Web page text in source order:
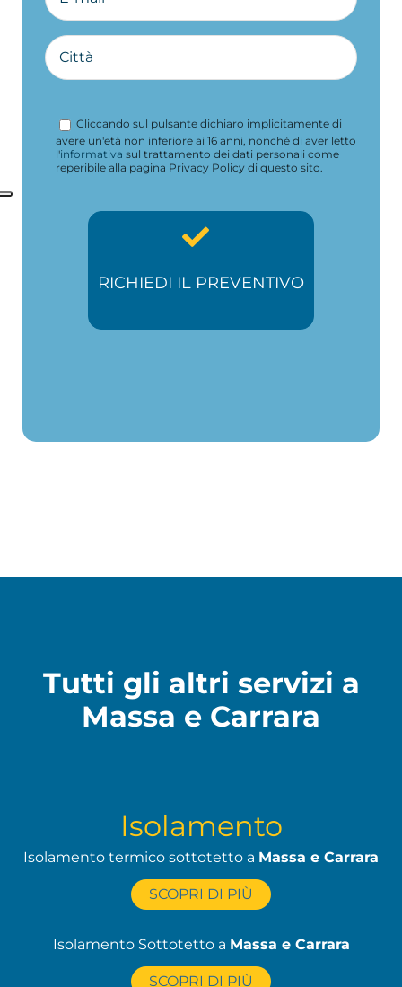
Cliccando sul pulsante dichiaro implicitamente di
avere un'età non inferiore ai 16 anni, nonché di aver letto
l'informativa sul trattamento dei dati personali come
reperibile alla pagina Privacy Policy di questo sito.
Tutti gli altri servizi a
Massa e Carrara
Isolamento
Isolamento termico sottotetto a Massa e Carrara
SCOPRI DI PIÙ
Isolamento Sottotetto a Massa e Carrara
SCOPRI DI PIÙ